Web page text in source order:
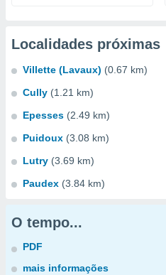
Localidades próximas
Villette (Lavaux) (0.67 km)
Cully (1.21 km)
Epesses (2.49 km)
Puidoux (3.08 km)
Lutry (3.69 km)
Paudex (3.84 km)
O tempo...
PDF
mais informações